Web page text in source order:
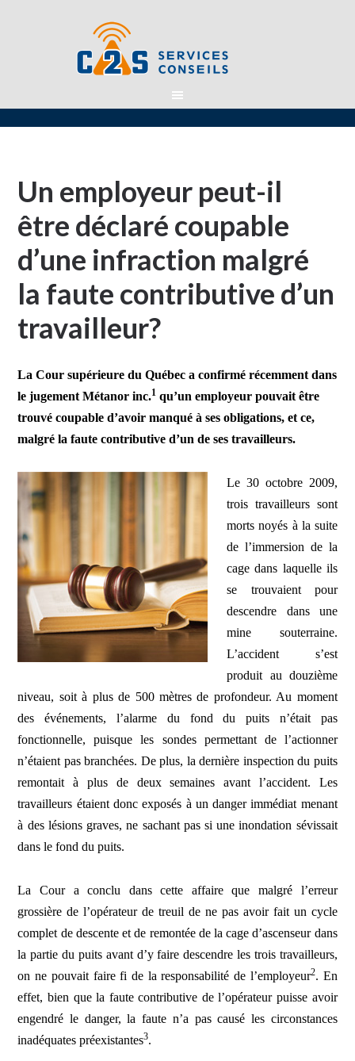
Un employeur peut-il
être déclaré coupable
d’une infraction malgré
la faute contributive d’un
travailleur?
La Cour supérieure du Québec a confirmé récemment dans
le jugement Métanor inc.1 qu’un employeur pouvait être
trouvé coupable d’avoir manqué à ses obligations, et ce,
malgré la faute contributive d’un de ses travailleurs.
Le 30 octobre 2009,
trois travailleurs sont
morts noyés à la suite
de l’immersion de la
cage dans laquelle ils
se trouvaient pour
descendre dans une
mine souterraine.
L’accident s’est
produit au douzième
niveau, soit à plus de 500 mètres de profondeur. Au moment
des événements, l’alarme du fond du puits n’était pas
fonctionnelle, puisque les sondes permettant de l’actionner
n’étaient pas branchées. De plus, la dernière inspection du puits
remontait à plus de deux semaines avant l’accident. Les
travailleurs étaient donc exposés à un danger immédiat menant
à des lésions graves, ne sachant pas si une inondation sévissait
dans le fond du puits.
La Cour a conclu dans cette affaire que malgré l’erreur
grossière de l’opérateur de treuil de ne pas avoir fait un cycle
complet de descente et de remontée de la cage d’ascenseur dans
la partie du puits avant d’y faire descendre les trois travailleurs,
on ne pouvait faire fi de la responsabilité de l’employeur2. En
effet, bien que la faute contributive de l’opérateur puisse avoir
engendré le danger, la faute n’a pas causé les circonstances
inadéquates préexistantes3.